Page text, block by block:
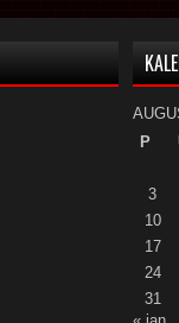
P
3
10
17
24
31